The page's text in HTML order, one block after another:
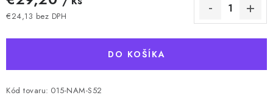
€24,13 bez DPH
DO KOŠÍKA
Kód tovaru: 015-NAM-S52